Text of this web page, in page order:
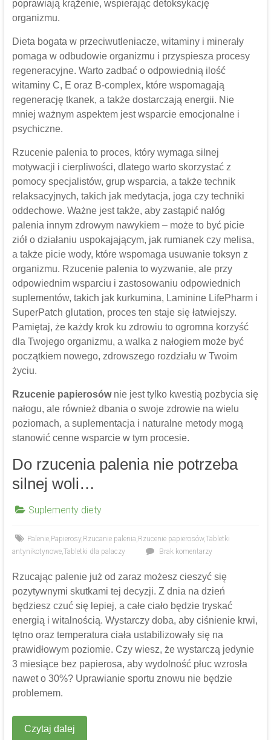
poprawiają krążenie, wspierając detoksykację
organizmu.
Dieta bogata w przeciwutleniacze, witaminy i minerały
pomaga w odbudowie organizmu i przyspiesza procesy
regeneracyjne. Warto zadbać o odpowiednią ilość
witaminy C, E oraz B-complex, które wspomagają
regenerację tkanek, a także dostarczają energii. Nie
mniej ważnym aspektem jest wsparcie emocjonalne i
psychiczne.
Rzucenie palenia to proces, który wymaga silnej
motywacji i cierpliwości, dlatego warto skorzystać z
pomocy specjalistów, grup wsparcia, a także technik
relaksacyjnych, takich jak medytacja, joga czy techniki
oddechowe. Ważne jest także, aby zastąpić nałóg
palenia innym zdrowym nawykiem – może to być picie
ziół o działaniu uspokajającym, jak rumianek czy melisa,
a także picie wody, które wspomaga usuwanie toksyn z
organizmu. Rzucenie palenia to wyzwanie, ale przy
odpowiednim wsparciu i zastosowaniu odpowiednich
suplementów, takich jak kurkumina, Laminine LifePharm i
SuperPatch glutation, proces ten staje się łatwiejszy.
Pamiętaj, że każdy krok ku zdrowiu to ogromna korzyść
dla Twojego organizmu, a walka z nałogiem może być
początkiem nowego, zdrowszego rozdziału w Twoim
życiu.
Rzucenie papierosównie jest tylko kwestią pozbycia się
nałogu, ale również dbania o swoje zdrowie na wielu
poziomach, a suplementacja i naturalne metody mogą
stanowić cenne wsparcie w tym procesie.
Do rzucenia palenia nie potrzeba
silnej woli…
Suplementy diety
Palenie, Papierosy, Rzucanie palenia, Rzucenie papierosów,Tabletki
antynikotynowe,Tabletki dla palaczy Brak komentarzy
Rzucając palenie już od zaraz możesz cieszyć się
pozytywnymi skutkami tej decyzji. Z dnia na dzień
będziesz czuć się lepiej, a całe ciało będzie tryskać
energią i witalnością. Wystarczy doba, aby ciśnienie krwi,
tętno oraz temperatura ciała ustabilizowały się na
prawidłowym poziomie. Czy wiesz, że wystarczą jedynie
3 miesiące bez papierosa, aby wydolność płuc wzrosła
nawet o 30%? Uprawianie sportu znowu nie będzie
problemem.
Czytaj dalej